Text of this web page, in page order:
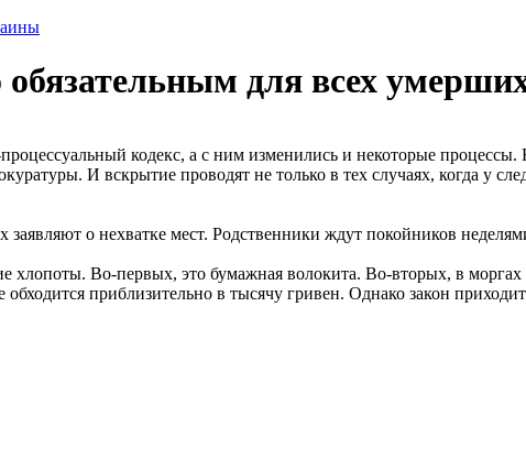
для всех
кодекс, а с ним изменились и некоторые
И вскрытие проводят не только в тех случаях, когда у
о нехватке мест. Родственники ждут покойников
хлопоты. Во-первых, это бумажная волокита. Во-вторых, в
приблизительно в тысячу гривен. Однако закон